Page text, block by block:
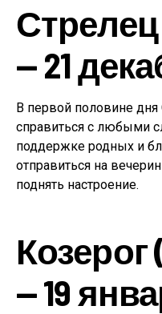
— 21
В первой половине
справиться с любыми
поддержке родных и
отправиться на
поднять настроение.
Козерог
— 19